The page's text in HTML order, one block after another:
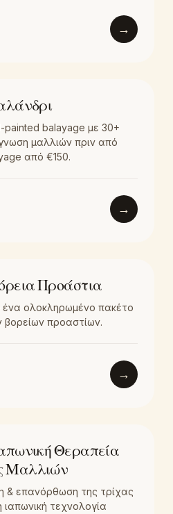
→
painted balayage με 30+
μαλλιών πριν από
από €150.
→
Προάστια
ολοκληρωμένο πακέτο
βορείων προαστίων.
→
Θεραπεία
Μαλλιών
& επανόρθωση της τρίχας
τεχνολογία